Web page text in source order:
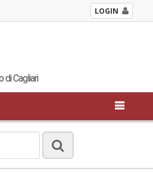
LOGIN
di Cagliari